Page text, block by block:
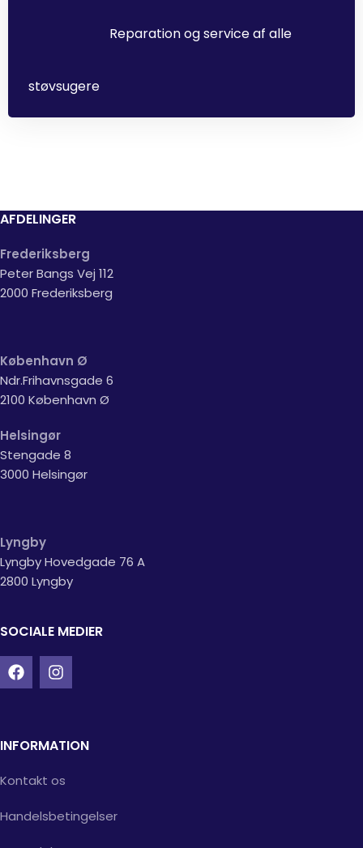
Reparation og service af alle
støvsugere
AFDELINGER
Frederiksberg
Peter Bangs Vej 112
2000 Frederiksberg
København Ø
Ndr.Frihavnsgade 6
2100 København Ø
Helsingør
Stengade 8
3000 Helsingør
Lyngby
Lyngby Hovedgade 76 A
2800 Lyngby
SOCIALE MEDIER
INFORMATION
Kontakt os
Handelsbetingelser